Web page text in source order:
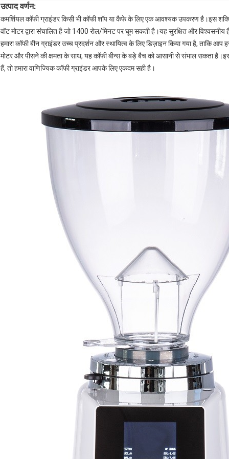
उत्पाद वर्णन:
कमर्शियल कॉफी ग्राइंडर किसी भी कॉफी शॉप या कैफे के लिए एक आवश्यक उपकरण है।इस
वॉट मोटर द्वारा संचालित है जो 1400 रोल/मिनट पर घूम सकती है।यह सुरक्षित और विश्वसनीय
हमारा कॉफी बीन ग्राइंडर उच्च प्रदर्शन और स्थायित्व के लिए डिज़ाइन किया गया है, ताकि
मोटर और पीसने की क्षमता के साथ, यह कॉफी बीन्स के बड़े बैच को आसानी से संभाल सकता
हैं, तो हमारा वाणिज्यिक कॉफी ग्राइंडर आपके लिए एकदम सही है।